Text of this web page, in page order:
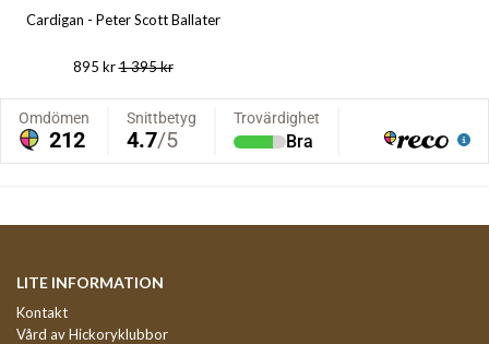
Cardigan - Peter Scott Ballater
895 kr1 395 kr
LITE INFORMATION
Kontakt
Vård av Hickoryklubbor